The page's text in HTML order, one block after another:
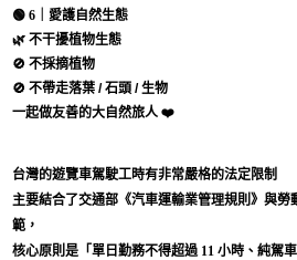
🟢6｜愛護自然生態
🌿 不干擾植物生態
🚫 不採摘植物
🚫 不帶走落葉 / 石頭 / 生物
一起做友善的大自然旅人 ❤️
台灣的遊覽車駕駛工時有非常嚴格的法定限制
主要結合了交通部《汽車運輸業管理規則》與
範，
核心原則是「單日勤務不得超過 11 小時、純駕